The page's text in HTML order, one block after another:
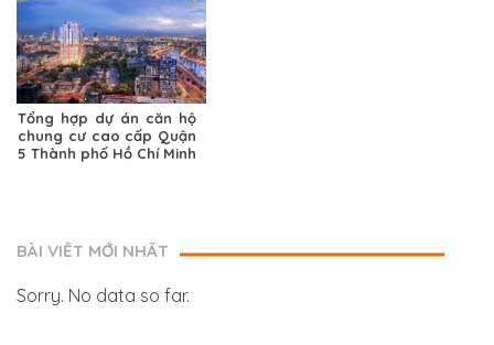
Tổng hợp dự án căn hộ
chung cư cao cấp Quận
5 Thành phố Hồ Chí Minh
BÀI VIẾT MỚI NHẤT
Sorry. No data so far.